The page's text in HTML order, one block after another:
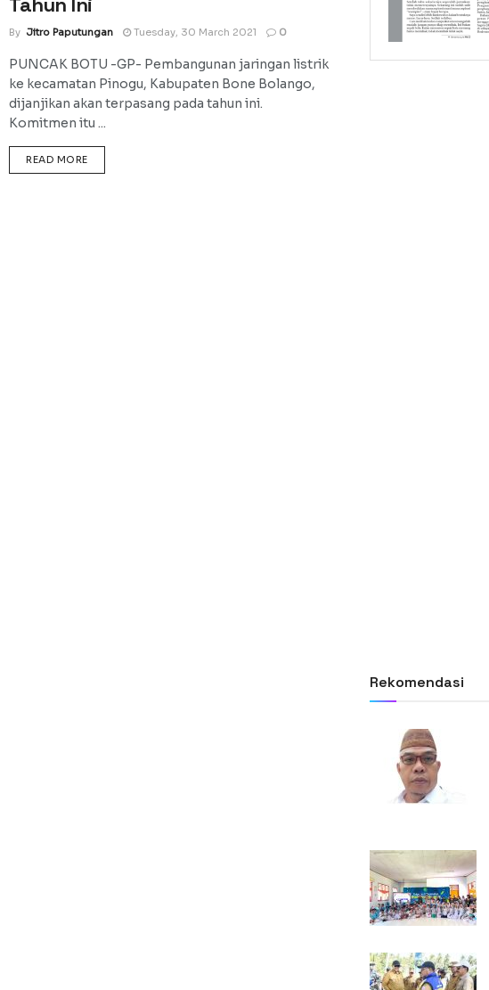
By Jitro Paputungan Tuesday, 30 March 2021 0
PUNCAK BOTU -GP- Pembangunan jaringan listrik
ke kecamatan Pinogu, Kabupaten Bone Bolango,
dijanjikan akan terpasang pada tahun ini.
Komitmen itu ...
READ MOREDETAILS
Rekomendasi